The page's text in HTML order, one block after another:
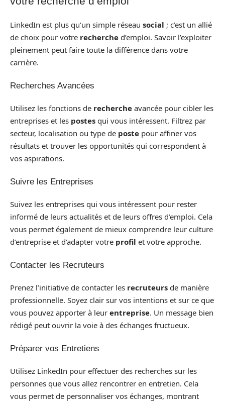
LinkedIn est plus qu’un simple réseau social ; c’est un allié
de choix pour votre recherche d’emploi. Savoir l’exploiter
pleinement peut faire toute la différence dans votre
carrière.
Recherches Avancées
Utilisez les fonctions de recherche avancée pour cibler les
entreprises et les postes qui vous intéressent. Filtrez par
secteur, localisation ou type de poste pour affiner vos
résultats et trouver les opportunités qui correspondent à
vos aspirations.
Suivre les Entreprises
Suivez les entreprises qui vous intéressent pour rester
informé de leurs actualités et de leurs offres d’emploi. Cela
vous permet également de mieux comprendre leur culture
d’entreprise et d’adapter votre profil et votre approche.
Contacter les Recruteurs
Prenez l’initiative de contacter les recruteurs de manière
professionnelle. Soyez clair sur vos intentions et sur ce que
vous pouvez apporter à leur entreprise. Un message bien
rédigé peut ouvrir la voie à des échanges fructueux.
Préparer vos Entretiens
Utilisez LinkedIn pour effectuer des recherches sur les
personnes que vous allez rencontrer en entretien. Cela
vous permet de personnaliser vos échanges, montrant